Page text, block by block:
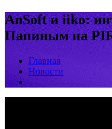
AnSoft и iiko:
Папиным на
Главная
Новости